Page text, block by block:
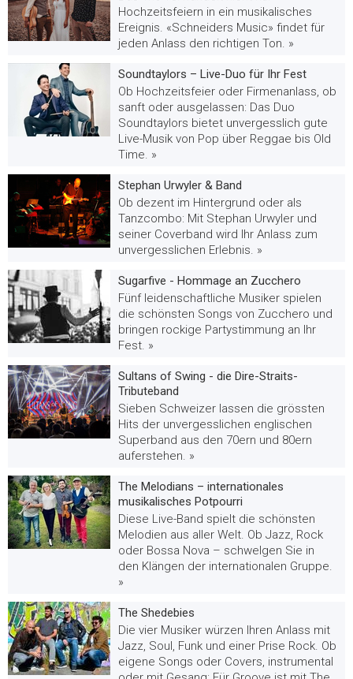
Hochzeitsfeiern in ein musikalisches
Ereignis. «Schneiders Music» findet für
jeden Anlass den richtigen Ton. »
Soundtaylors – Live-Duo für Ihr Fest
Ob Hochzeitsfeier oder Firmenanlass, ob
sanft oder ausgelassen: Das Duo
Soundtaylors bietet unvergesslich gute
Live-Musik von Pop über Reggae bis Old
Time. »
Stephan Urwyler & Band
Ob dezent im Hintergrund oder als
Tanzcombo: Mit Stephan Urwyler und
seiner Coverband wird Ihr Anlass zum
unvergesslichen Erlebnis. »
Sugarfive - Hommage an Zucchero
Fünf leidenschaftliche Musiker spielen
die schönsten Songs von Zucchero und
bringen rockige Partystimmung an Ihr
Fest. »
Sultans of Swing - die Dire-Straits-
Tributeband
Sieben Schweizer lassen die grössten
Hits der unvergesslichen englischen
Superband aus den 70ern und 80ern
auferstehen. »
The Melodians – internationales
musikalisches Potpourri
Diese Live-Band spielt die schönsten
Melodien aus aller Welt. Ob Jazz, Rock
oder Bossa Nova – schwelgen Sie in
den Klängen der internationalen Gruppe.
»
The Shedebies
Die vier Musiker würzen Ihren Anlass mit
Jazz, Soul, Funk und einer Prise Rock. Ob
eigene Songs oder Covers, instrumental